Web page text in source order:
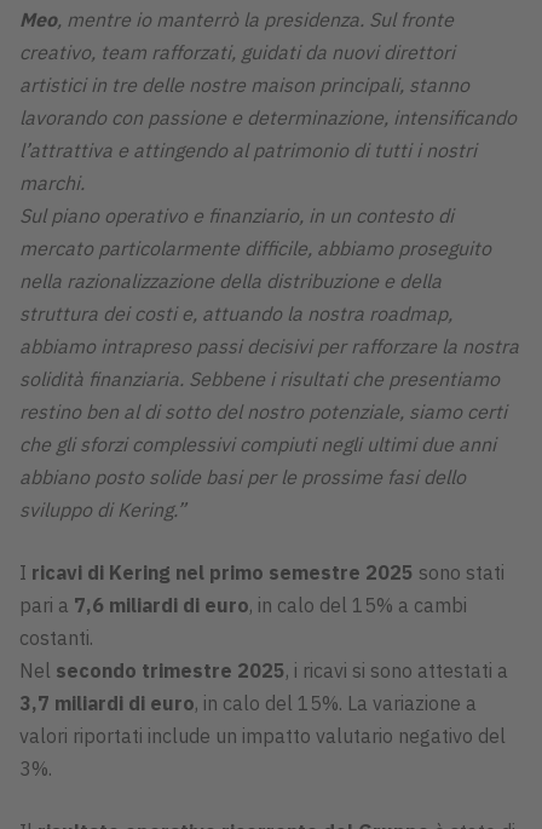
Meo, mentre io manterrò la presidenza. Sul fronte
creativo, team rafforzati, guidati da nuovi direttori
artistici in tre delle nostre maison principali, stanno
lavorando con passione e determinazione, intensificando
l’attrattiva e attingendo al patrimonio di tutti i nostri
marchi.
Sul piano operativo e finanziario, in un contesto di
mercato particolarmente difficile, abbiamo proseguito
nella razionalizzazione della distribuzione e della
struttura dei costi e, attuando la nostra roadmap,
abbiamo intrapreso passi decisivi per rafforzare la nostra
solidità finanziaria. Sebbene i risultati che presentiamo
restino ben al di sotto del nostro potenziale, siamo certi
che gli sforzi complessivi compiuti negli ultimi due anni
abbiano posto solide basi per le prossime fasi dello
sviluppo di Kering.”
I ricavi di Kering nel primo semestre 2025 sono stati
pari a 7,6 miliardi di euro, in calo del 15% a cambi
costanti.
Nel secondo trimestre 2025, i ricavi si sono attestati a
3,7 miliardi di euro, in calo del 15%. La variazione a
valori riportati include un impatto valutario negativo del
3%.